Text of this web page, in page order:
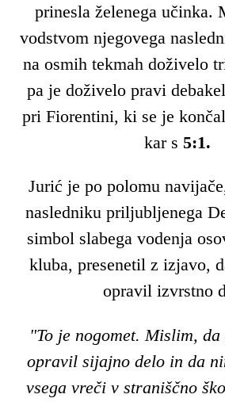
prinesla želenega učinka.
vodstvom njegovega
na osmih tekmah doživelo
pa je doživelo pravi
pri Fiorentini, ki se je
kar s 5:1.
Jurić je po polomu
nasledniku priljubljenega
simbol slabega vodenja
kluba, presenetil z izjavo,
opravil izvrstno
"To je nogomet. Mislim, da
opravil sijajno delo in da
vsega vreči v straniščno